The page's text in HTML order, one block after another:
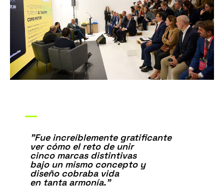
"Fue increíblemente gratificante
ver cómo el reto de unir
cinco marcas distintivas
bajo un mismo concepto y
diseño cobraba vida
en tanta armonía."